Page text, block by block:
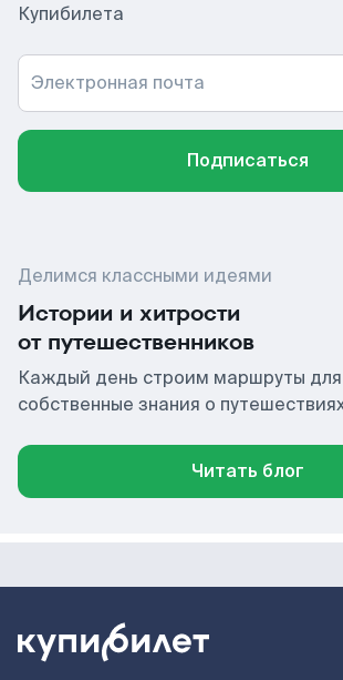
Купибилета
Электронная почта
Подписаться
Делимся классными идеями
Истории и хитрости
от путешественников
Каждый день строим маршруты для
собственные знания о
Читать блог